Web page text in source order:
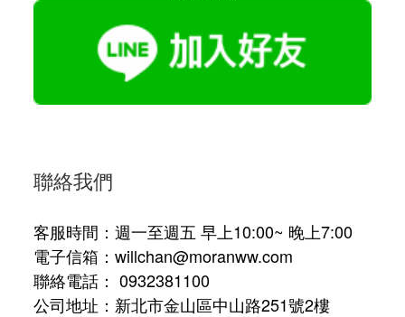
聯絡我們
客服時間：週一至週五 早上10:00~ 晚上7:00
電子信箱：willchan@moranww.com
聯絡電話： 0932381100
公司地址：新北市金山區中山路251號2樓